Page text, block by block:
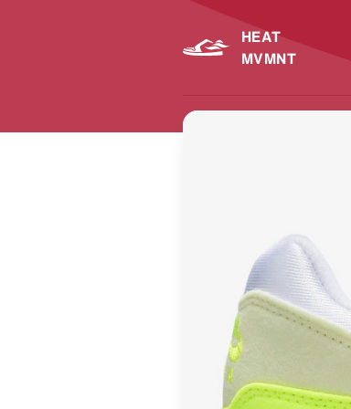
HEAT
MVMNT